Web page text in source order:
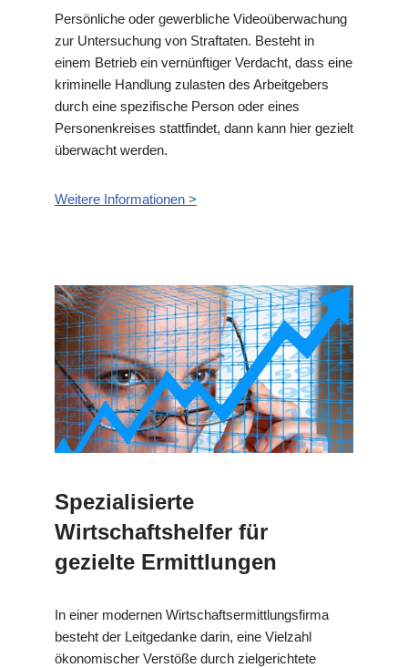
Persönliche oder gewerbliche Videoüberwachung
zur Untersuchung von Straftaten. Besteht in
einem Betrieb ein vernünftiger Verdacht, dass eine
kriminelle Handlung zulasten des Arbeitgebers
durch eine spezifische Person oder eines
Personenkreises stattfindet, dann kann hier gezielt
überwacht werden.
Weitere Informationen >
Spezialisierte
Wirtschaftshelfer für
gezielte Ermittlungen
In einer modernen Wirtschaftsermittlungsfirma
besteht der Leitgedanke darin, eine Vielzahl
ökonomischer Verstöße durch zielgerichtete